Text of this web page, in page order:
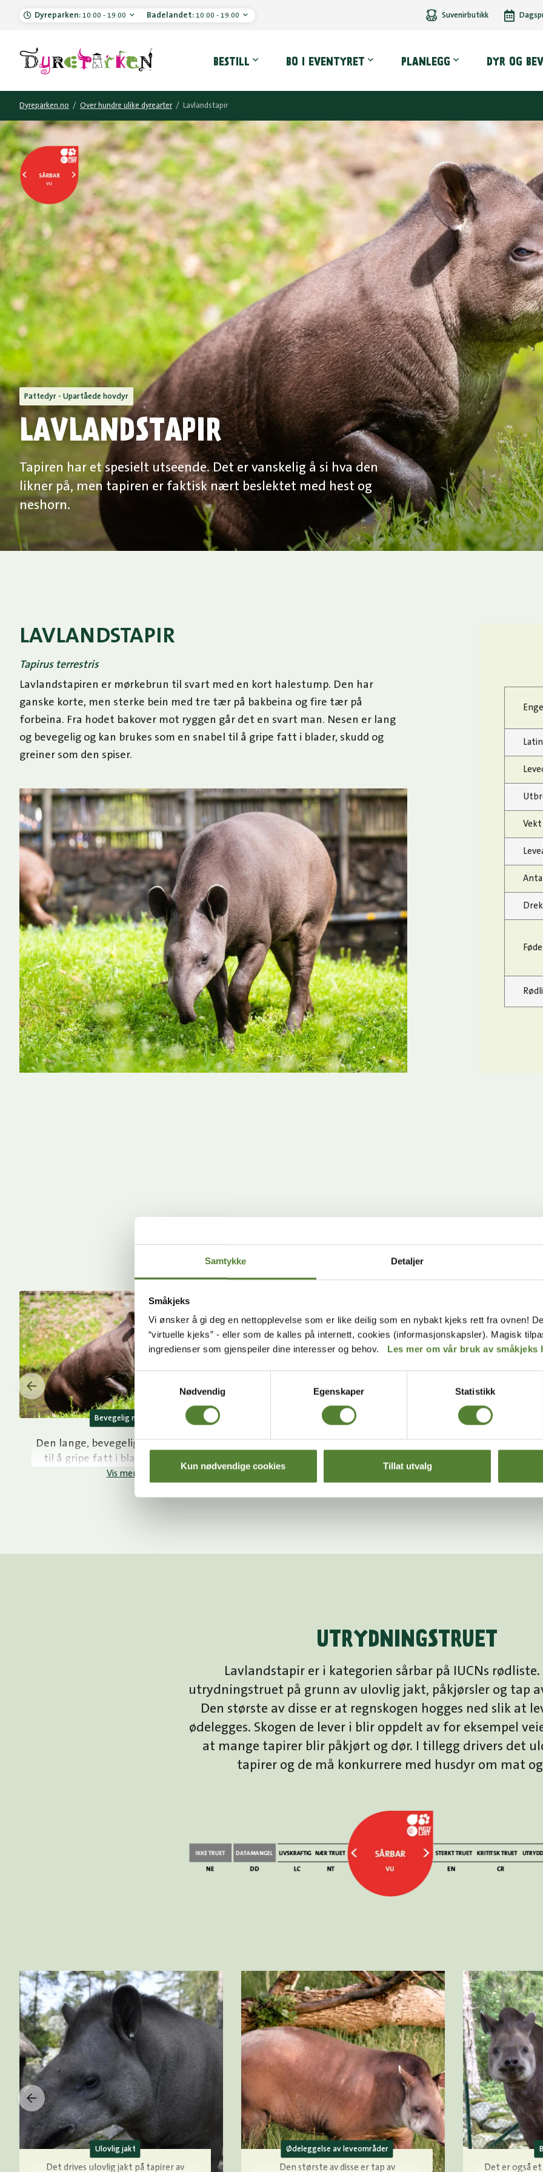
Samtykke Detaljer
Småkjeks
Vi ønsker å gi deg en nettopplevelse som er like deilig som en nybakt kjeks rett fra ovnen!
“virtuelle kjeks” - eller som de kalles på internett, cookies (informasjonskapsler). Magisk
ingredienser som gjenspeiler dine interesser og behov. Les mer om vår bruk av småkjeks
Samtykkevalg
Nødvendig
Egenskaper Statistikk
Kun nødvendige cookies Tillat utvalg
Dyreparken: 10:00 - 19:00 Badelandet: 10:00 - 19:00 Suvenirbutikk
BESTILL BO I EVENTYRET PLANLEGG DYR OG
Dyreparken.no / Over hundre ulike dyrearter / Lavlandstapir
Pattedyr - Upartåede hovdyr
LAVLANDSTAPIR
Tapiren har et spesielt utseende. Det er vanskelig å si hva den
likner på, men tapiren er faktisk nært beslektet med hest og
neshorn.
LAVLANDSTAPIR
Tapirus terrestris
Lavlandstapiren er mørkebrun til svart med en kort halestump. Den har
ganske korte, men sterke bein med tre tær på bakbeina og fire tær på
forbeina. Fra hodet bakover mot ryggen går det en svart man. Nesen er lang
og bevegelig og kan brukes som en snabel til å gripe fatt i blader, skudd og
greiner som den spiser.
Vekt
Føde
Bevegelig nese
Den lange, bevegelige nese brukes
til å gripe fatt i blader, skudd og
greiner som spises.
Vis mer
Kommunikasjon
Tapiren kommuniserer med
Tapirer
sin. De
UTRYDNINGSTRUET
Lavlandstapir er i kategorien sårbar på IUCNs rødliste.
utrydningstruet på grunn av ulovlig jakt, påkjørsler og tap
Den største av disse er at regnskogen hogges ned slik at
ødelegges. Skogen de lever i blir oppdelt av for eksempel
at mange tapirer blir påkjørt og dør. I tillegg drivers det
tapirer og de må konkurrere med husdyr om mat og
Ulovlig jakt
Det drives ulovlig jakt på tapirer av
Ødeleggelse av leveområder
Den største av disse er tap av Det er også